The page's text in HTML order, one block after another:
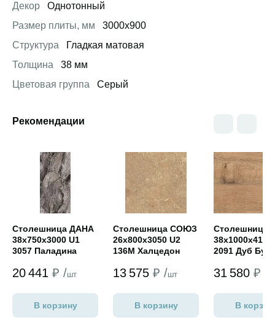
Декор
Однотонный
Размер плиты, мм
3000х900
Структура
Гладкая матовая
Толщина
38 мм
Цветовая группа
Серый
Рекомендации
Столешница ДАНА
38х750х3000 U1
3057 Паладина
20 441 ₽ /шт
В корзину
Столешница СОЮЗ
26х800х3050 U2
136М Халцедон
13 575 ₽ /шт
В корзину
Столешница
38х1000х4100
2091 Дуб
31 580 ₽ /
В